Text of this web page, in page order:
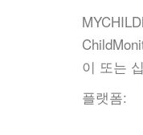
이 또는
플랫폼: